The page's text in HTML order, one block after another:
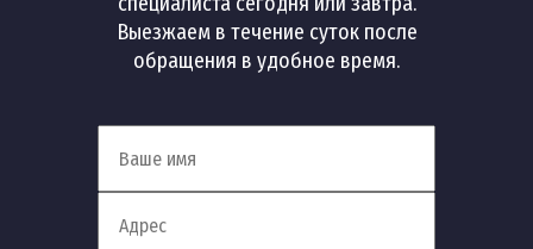
Выезжаем в течение суток после
обращения в удобное время.